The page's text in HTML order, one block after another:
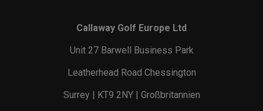
Callaway Golf Europe Ltd
Unit 27 Barwell Business Park
Leatherhead Road Chessington
Surrey | KT9 2NY | Großbritannien